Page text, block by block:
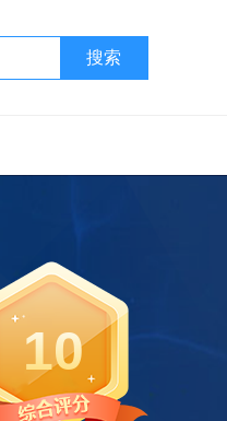
搜索
10